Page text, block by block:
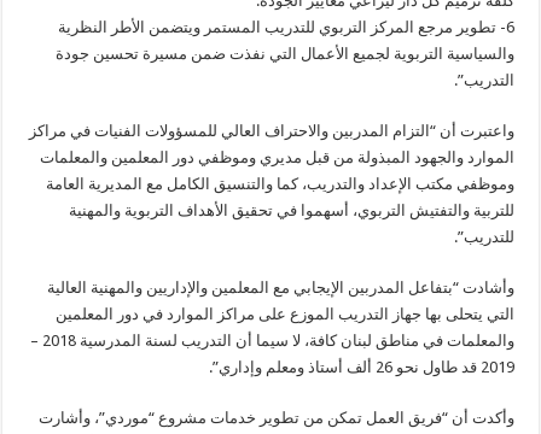
6- تطوير مرجع المركز التربوي للتدريب المستمر ويتضمن الأطر النظرية
والسياسية التربوية لجميع الأعمال التي نفذت ضمن مسيرة تحسين جودة
التدريب”.
واعتبرت أن “التزام المدربين والاحتراف العالي للمسؤولات الفنيات في مراكز
الموارد والجهود المبذولة من قبل مديري وموظفي دور المعلمين والمعلمات
وموظفي مكتب الإعداد والتدريب، كما والتنسيق الكامل مع المديرية العامة
للتربية والتفتيش التربوي، أسهموا في تحقيق الأهداف التربوية والمهنية
للتدريب”.
وأشادت “بتفاعل المدربين الإيجابي مع المعلمين والإداريين والمهنية العالية
التي يتحلى بها جهاز التدريب الموزع على مراكز الموارد في دور المعلمين
والمعلمات في مناطق لبنان كافة، لا سيما أن التدريب لسنة المدرسية 2018 –
2019 قد طاول نحو 26 ألف أستاذ ومعلم وإداري”.
وأكدت أن “فريق العمل تمكن من تطوير خدمات مشروع “موردي”، وأشارت